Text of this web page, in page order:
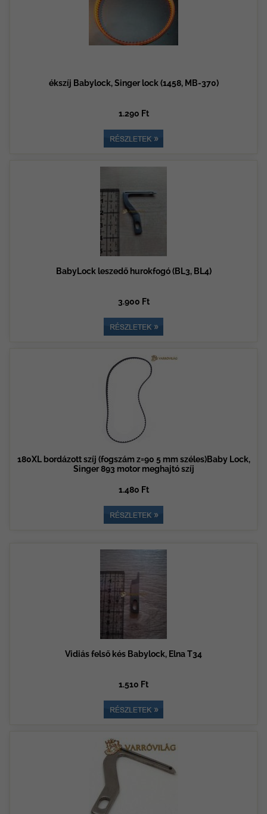
ékszíj Babylock, Singer lock (1458, MB-370)
1.290 Ft
BabyLock leszedő hurokfogó (BL3, BL4)
3.900 Ft
180XL bordázott szíj (fogszám z=90 5 mm széles)Baby Lock,
Singer 893 motor meghajtó szíj
1.480 Ft
Vidiás felső kés Babylock, Elna T34
1.510 Ft